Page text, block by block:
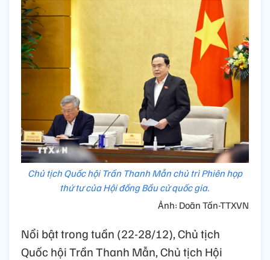
Chủ tịch Quốc hội Trần Thanh Mẫn chủ trì Phiên họp
thứ tư của Hội đồng Bầu cử quốc gia.
Ảnh: Doãn Tấn-TTXVN
Nổi bật trong tuần (22-28/12), Chủ tịch
Quốc hội Trần Thanh Mẫn, Chủ tịch Hội